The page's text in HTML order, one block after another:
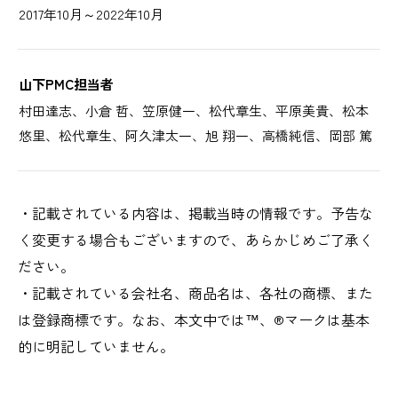
2017年10月～2022年10月
山下PMC担当者
村田達志、小倉 哲、笠原健一、松代章生、平原美貴、松本
悠里、松代章生、阿久津太一、旭 翔一、高橋純信、岡部 篤
・記載されている内容は、掲載当時の情報です。予告な
く変更する場合もございますので、あらかじめご了承く
ださい。
・記載されている会社名、商品名は、各社の商標、また
は登録商標です。なお、本文中では™、®マークは基本
的に明記していません。